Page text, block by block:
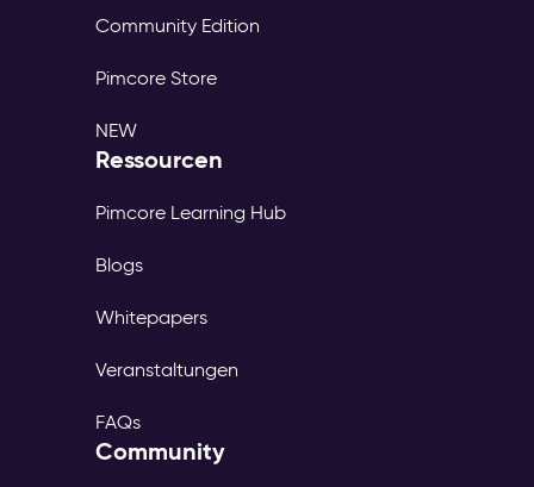
Community Edition
Pimcore Store
NEW
Ressourcen
Pimcore Learning Hub
Blogs
Whitepapers
Veranstaltungen
FAQs
Community